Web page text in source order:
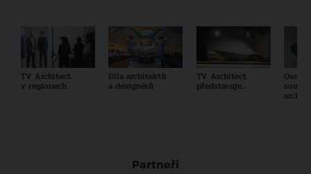
TV Architect
v regionech
Díla architektů
a designérů
TV Architect
představuje...
Partneři